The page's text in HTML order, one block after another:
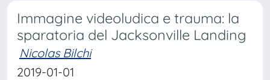
Immagine videoludica e trauma: la
sparatoria del Jacksonville Landing
Nicolas Bilchi
2019-01-01